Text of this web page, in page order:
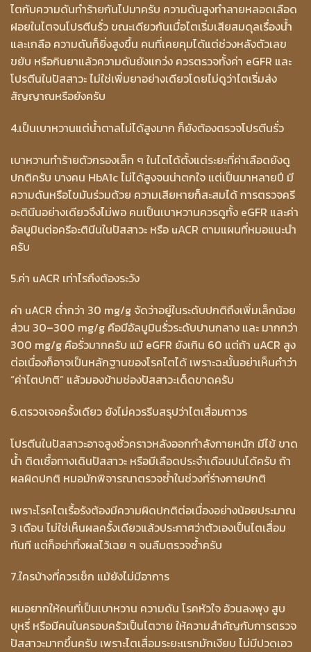
ไตกับความดันทำร้ายกันไปมาครับ ความดันสูงทำลายหลอดเลือด
ฝอยในไตจนโปรตีนรั่ว ขณะเดียวกันเมื่อไตเริ่มเสียสมดุลเรื่องน้ำ
และเกลือ ความดันก็ยิ่งสูงขึ้น คนที่เคยคุมได้แต่ช่วงหลังตัวเลข
ขยับ หรือกินยาแล้วความดันยังแกว่ง ควรตรวจทั้งค่า eGFR และ
โปรตีนในปัสสาวะ ไม่ใช่เพิ่มยาอย่างเดียวโดยไม่ดูว่าไตเริ่มส่ง
สัญญาณหรือยังครับ
4.เป็นเบาหวานแต่น้ำตาลไม่ได้สูงมาก ก็ยังต้องตรวจโปรตีนรั่ว
เบาหวานทำร้ายตัวกรองเล็ก ๆ ในไตได้ตั้งแต่ระยะที่ค่าเลือดยังดู
ปกติครับ บางคน HbA1c ไม่ได้สูงจนน่าตกใจ แต่เป็นมาหลายปี มี
ความดันหรือไขมันร่วมด้วย ความเสียหายก็สะสมได้ การตรวจครี
อะตินีนอย่างเดียวจึงไม่พอ คนเป็นเบาหวานควรดูทั้ง eGFR และค่า
อัลบูมินต่อครีอะตินีนในปัสสาวะ หรือ uACR ตามแผนที่หมอแนะนำ
ครับ
5.ค่า uACR เท่าไรถึงต้องระวัง
ค่า uACR ต่ำกว่า 30 mg/g จัดว่าอยู่ในระดับปกติถึงเพิ่มเล็กน้อย
ส่วน 30–300 mg/g คือมีอัลบูมินรั่วระดับปานกลาง และ มากกว่า
300 mg/g คือรั่วมากครับ แม้ eGFR ยังเกิน 60 แต่ถ้า uACR สูง
ต่อเนื่องก็อาจเป็นหลักฐานของโรคไตได้ เพราะฉะนั้นอย่าเห็นคำว่า
“ค่าไตปกติ” แล้วมองข้ามช่องปัสสาวะเด็ดขาดครับ
6.ตรวจเจอครั้งเดียว ยังไม่ควรรีบสรุปว่าไตเสื่อมถาวร
โปรตีนในปัสสาวะอาจสูงชั่วคราวหลังออกกำลังกายหนัก มีไข้ ขาด
น้ำ ติดเชื้อทางเดินปัสสาวะ หรือมีเลือดประจำเดือนปนได้ครับ ถ้า
ผลผิดปกติ หมอมักพิจารณาตรวจซ้ำในช่วงที่ร่างกายปกติ
เพราะโรคไตเรื้อรังต้องมีความผิดปกติต่อเนื่องอย่างน้อยประมาณ
3 เดือน ไม่ใช่เห็นผลครั้งเดียวแล้วประกาศว่าตัวเองเป็นไตเสื่อม
ทันที แต่ก็อย่าทิ้งผลไว้เฉย ๆ จนลืมตรวจซ้ำครับ
7.ใครบ้างที่ควรเช็ก แม้ยังไม่มีอาการ
ผมอยากให้คนที่เป็นเบาหวาน ความดัน โรคหัวใจ อ้วนลงพุง สูบ
บุหรี่ หรือมีคนในครอบครัวเป็นไตวาย ให้ความสำคัญกับการตรวจ
ปัสสาวะมากขึ้นครับ เพราะไตเสื่อมระยะแรกมักเงียบ ไม่มีปวดเอว